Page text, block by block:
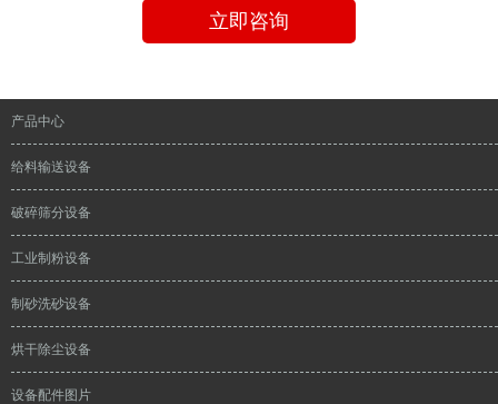
立即咨询
产品中心
给料输送设备
破碎筛分设备
工业制粉设备
制砂洗砂设备
烘干除尘设备
设备配件图片